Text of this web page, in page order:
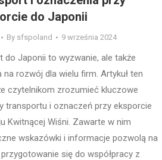
do Japonii
By sfspoland 9 września 2024
do Japonii to wyzwanie, ale także
na rozwój dla wielu firm. Artykuł ten
czytelnikom zrozumieć kluczowe
transportu i oznaczeń przy eksporcie
Kwitnącej Wiśni. Zawarte w nim
wskazówki i informacje pozwolą na
się do współpracy z